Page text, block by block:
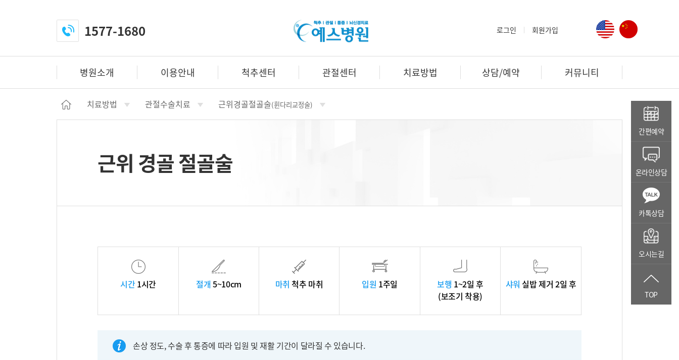
예
스
병
원
1577-1680
화
영어 페이지
로그인 회원가입
병원소개 이용안내 척추센터 관절센터 치료방법 상담/예약 커뮤니티
간편예약
온라인상담
카톡상담
오시는길
TOP
치료방법 관절수술치료 근위경골절골술(휜다리교정술)
근위 경골 절골술
시간1시간 절개 5~10cm 마취 척추 마취 입원 1주일 보행 1~2일 후
(보조기 착용)
샤워 실밥 제거 2일 후
손상 정도, 수술 후 통증에 따라 입원 및 재활 기간이 달라질 수 있습니다.